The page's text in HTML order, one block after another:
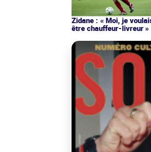
Zidane : « Moi, je
être chauffeur-livreur »